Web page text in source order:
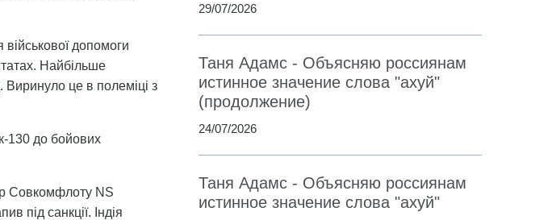
військової допомоги
Найбільше
це в полеміці з
130 до бойових
Совкомфлоту NS
під санкції. Індія
29/07/2026
Таня Адамс - Объясняю россиянам
истинное значение слова "ахуй"
(продолжение)
24/07/2026
Таня Адамс - Объясняю россиянам
истинное значение слова "ахуй"